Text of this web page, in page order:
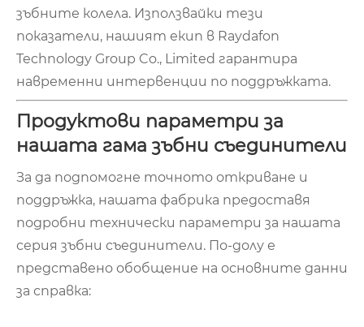
зъбните колела. Използвайки тези
показатели, нашият екип в Raydafon
Technology Group Co., Limited гарантира
навременни интервенции по поддръжката.
Продуктови параметри за
нашата гама зъбни съединители
За да подпомогне точното откриване и
поддръжка, нашата фабрика предоставя
подробни технически параметри за нашата
серия зъбни съединители. По-долу е
представено обобщение на основните данни
за справка: